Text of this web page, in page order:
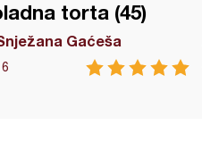
torta (45)
Gaćeša